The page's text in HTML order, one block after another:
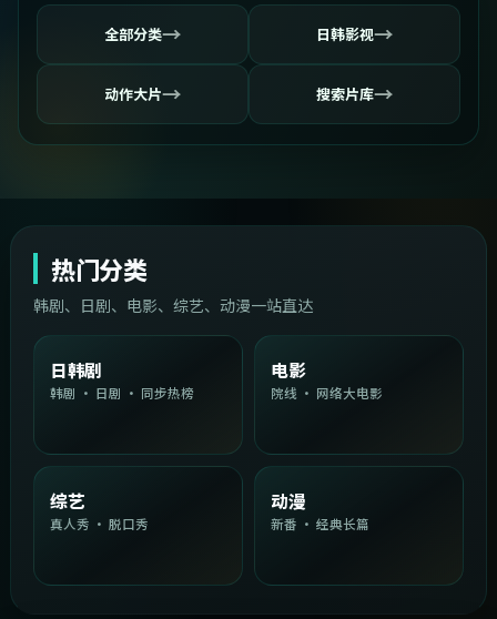
全部分类→ 日韩影视→
动作大片→ 搜索片库→
热门分类
韩剧、日剧、电影、综艺、动漫一站直达
日韩剧
韩剧 · 日剧 · 同步热榜
电影
院线 · 网络大电影
综艺
真人秀 · 脱口秀
动漫
新番 · 经典长篇